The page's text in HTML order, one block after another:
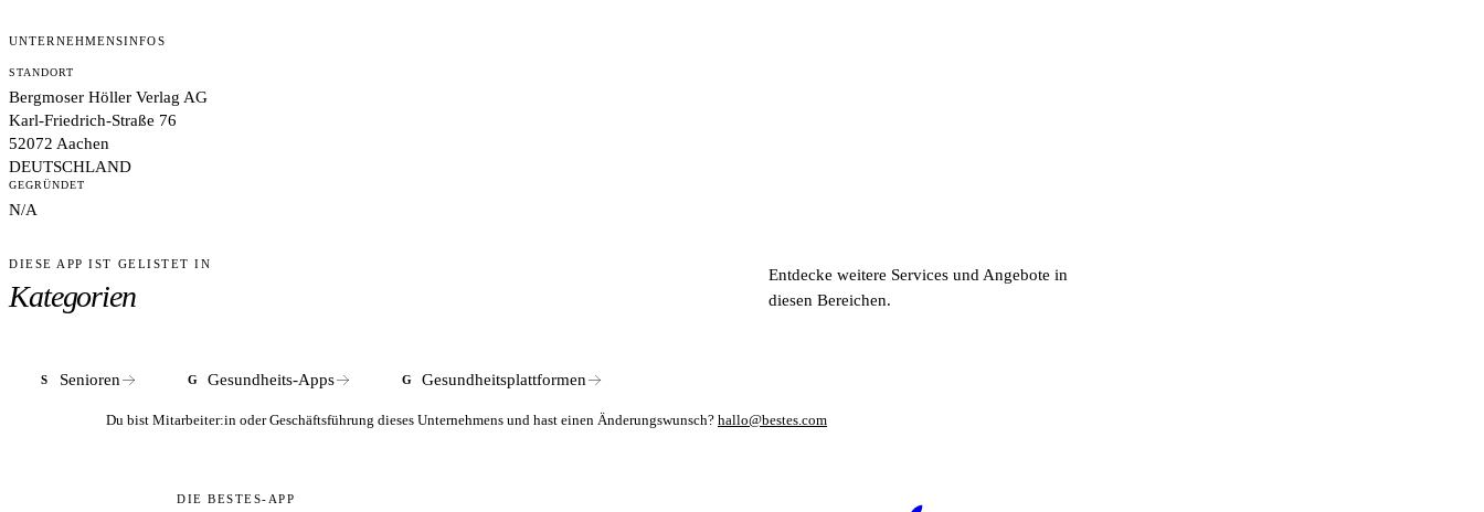
UNTERNEHMENSINFOS
STANDORT
Bergmoser Höller Verlag AG
Karl-Friedrich-Straße 76
52072 Aachen
DEUTSCHLAND
GEGRÜNDET
N/A
DIESE APP IST GELISTET IN
Kategorien
Entdecke weitere Services und Angebote in
diesen Bereichen.
S Senioren G Gesundheits-Apps G Gesundheitsplattformen
Du bist Mitarbeiter:in oder Geschäftsführung dieses Unternehmens und hast einen Änderungswunsch? hallo@bestes.com
DIE BESTES-APP